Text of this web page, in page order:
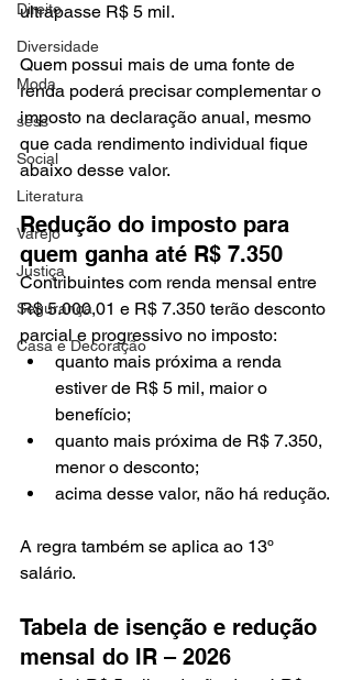
Direito
Diversidade
Moda
sess
Social
Literatura
Varejo
Justiça
Segurança
Casa e Decoração
ultrapasse R$ 5 mil.
Quem possui mais de uma fonte de
renda poderá precisar complementar o
imposto na declaração anual, mesmo
que cada rendimento individual fique
abaixo desse valor.
Redução do imposto para
quem ganha até R$ 7.350
Contribuintes com renda mensal entre
R$ 5.000,01 e R$ 7.350 terão desconto
parcial e progressivo no imposto:
quanto mais próxima a renda
estiver de R$ 5 mil, maior o
benefício;
quanto mais próxima de R$ 7.350,
menor o desconto;
acima desse valor, não há redução.
A regra também se aplica ao 13º
salário.
Tabela de isenção e redução
mensal do IR – 2026